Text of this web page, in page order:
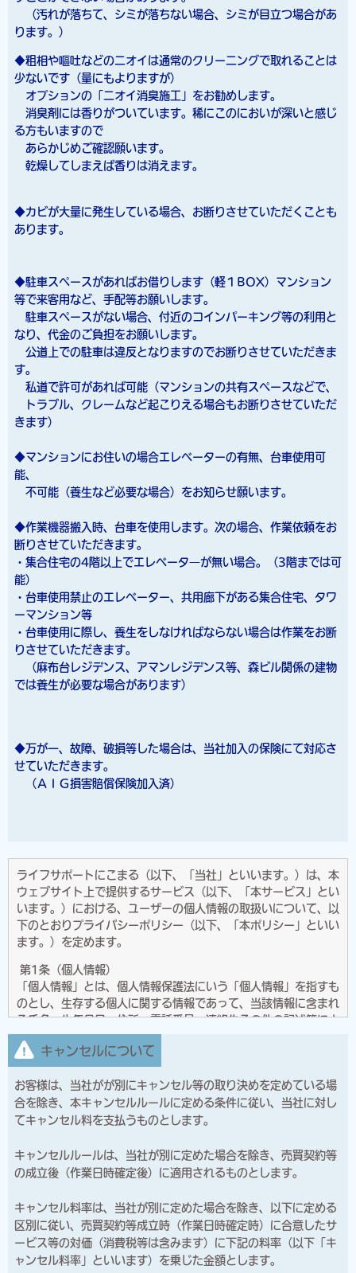
（汚れが落ちて、シミが落ちない場合、シミが目立つ場合があ
ります。）
◆粗相や嘔吐などのニオイは通常のクリーニングで取れることは
少ないです（量にもよりますが）
オプションの「ニオイ消臭施工」をお勧めします。
消臭剤には香りがついています。稀にこのにおいが深いと感じ
る方もいますので
あらかじめご確認願います。
乾燥してしまえば香りは消えます。
◆カビが大量に発生している場合、お断りさせていただくことも
あります。
◆駐車スペースがあればお借りします（軽１BOX）マンション
等で来客用など、手配等お願いします。
駐車スペースがない場合、付近のコインパーキング等の利用と
なり、代金のご負担をお願いします。
公道上での駐車は違反となりますのでお断りさせていただきま
す。
私道で許可があれば可能（マンションの共有スペースなどで、
トラブル、クレームなど起こりえる場合もお断りさせていただ
きます）
◆マンションにお住いの場合エレベーターの有無、台車使用可
能、
不可能（養生など必要な場合）をお知らせ願います。
◆作業機器搬入時、台車を使用します。次の場合、作業依頼をお
断りさせていただきます。
・集合住宅の4階以上でエレベータ―が無い場合。（3階までは可
能）
・台車使用禁止のエレベーター、共用廊下がある集合住宅、タワ
ーマンション等
・台車使用に際し、養生をしなければならない場合は作業をお断
りさせていただきます。
（麻布台レジデンス、アマンレジデンス等、森ビル関係の建物
では養生が必要な場合があります）
◆万が一、故障、破損等した場合は、当社加入の保険にて対応さ
せていただきます。
（ＡＩＧ損害賠償保険加入済）
ライフサポートにこまる（以下、「当社」といいます。）は、本
ウェブサイト上で提供するサービス（以下、「本サービス」とい
います。）における、ユーザーの個人情報の取扱いについて、以
下のとおりプライバシーポリシー（以下、「本ポリシー」といい
ます。）を定めます。
第1条（個人情報）
「個人情報」とは、個人情報保護法にいう「個人情報」を指すも
のとし、生存する個人に関する情報であって、当該情報に含まれ
る氏名、生年月日、住所、電話番号、連絡先その他の記述等によ
り特定の個人を識別できる情報及び容貌、指紋、声紋にかかるデ
ータ、及び健康保険証の保険者番号などの当該情報単体から特定
の個人を識別できる情報（個人識別情報）を指します。
第2条（個人情報の収集方法）
当社は、ユーザーが利用登録をする際に氏名、生年月日、住所、
号、運転免許証番号などの個人情報をお尋ねすることがありま
す。また、ユーザーと提携先などとの間でなされたユーザーの個
人情報を含む取引記録や決済に関する情報を、当社の提携先（情
といいます。）などから収集することがあります。
第3条（個人情報を収集・利用する目的）
当社が個人情報を収集・利用する目的は、以下のとおりです。
キャンセルについて
お客様は、当社がが別にキャンセル等の取り決めを定めている場
合を除き、本キャンセルルールに定める条件に従い、当社に対し
てキャンセル料を支払うものとします。
キャンセルルールは、当社が別に定めた場合を除き、売買契約等
の成立後（作業日時確定後）に適用されるものとします。
キャンセル料率は、当社が別に定めた場合を除き、以下に定める
区別に従い、売買契約等成立時（作業日時確定時）に合意したサ
ービス等の対価（消費税等は含みます）に下記の料率（以下「キ
ャンセル料率」といいます）を乗じた金額とします。